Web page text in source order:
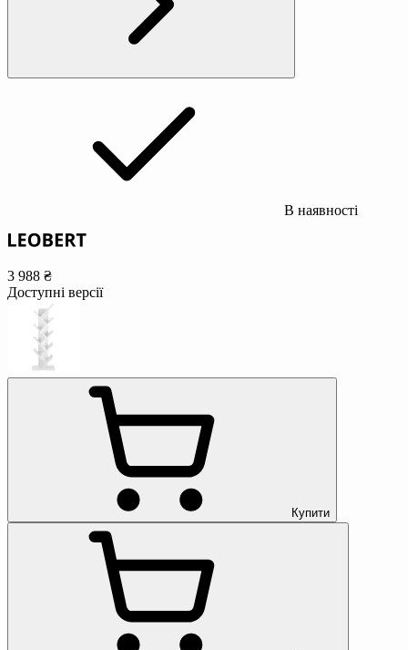
В наявності
3 988 ₴
Доступні версії
Купити